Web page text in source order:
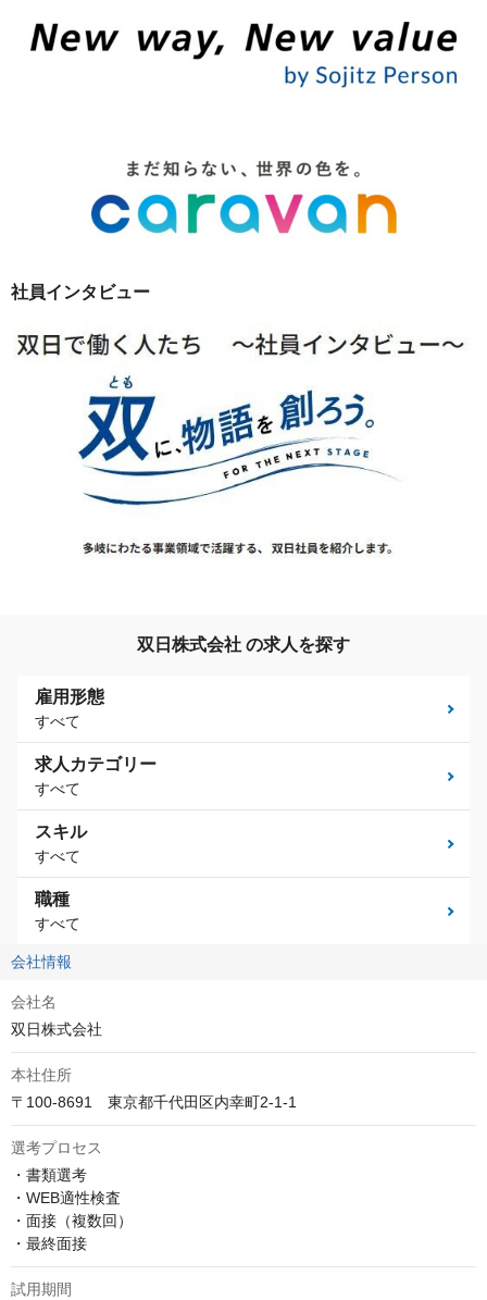
社員インタビュー
双日株式会社 の求人を探す
雇用形態
すべて
求人カテゴリー
すべて
スキル
すべて
職種
すべて
会社情報
会社名
双日株式会社
本社住所
選考プロセス
・書類選考
・WEB適性検査
・面接（複数回）
・最終面接
試用期間